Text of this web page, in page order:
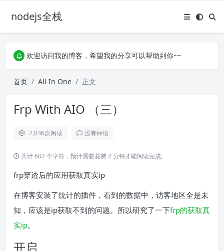
nodejs全栈
欢迎访问我的博客，希望我的分享可以帮助到你~~
欢迎访问我的博客，希望我的分享可以帮助到你~~
首页
All In One 正文
Frp With AIO （三）
2,036次阅读 没有评论
共计 602 个字符，预计需要花费 2 分钟才能阅读完成。
frp穿透后的应用获取真实ip
在博客安装了统计的插件，看到的数据中，访客地区全是未
知，应该是ip获取不到的问题。所以研究了一下frp的获取真
实ip。
开启